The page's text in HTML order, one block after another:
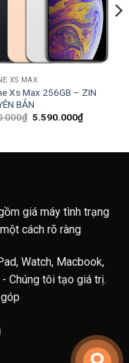
XS MAX
Xs Max 256GB – ZIN
BẢN
₫ Giá
5.590.000₫Giá
hiện
giá máy tình trạng
cách rõ ràng
Watch, Macbook,
Chúng tôi tạo giá trị.